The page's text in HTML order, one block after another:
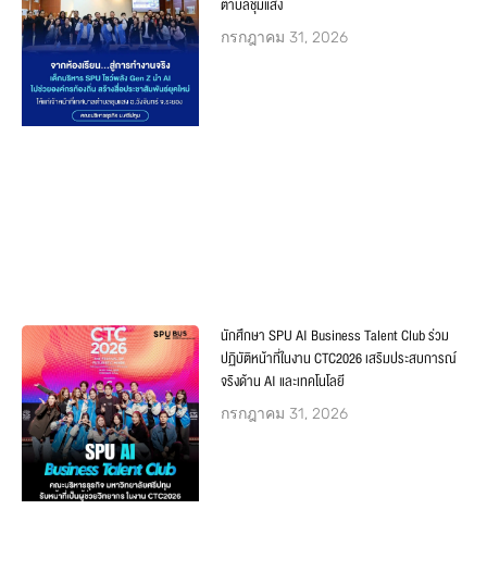
ตำบลชุมแสง
กรกฎาคม 31, 2026
นักศึกษา SPU AI Business Talent Club ร่วม
ปฏิบัติหน้าที่ในงาน CTC2026 เสริมประสบการณ์
จริงด้าน AI และเทคโนโลยี
กรกฎาคม 31, 2026